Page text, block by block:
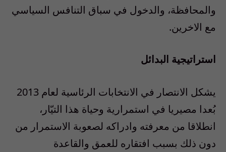
والمحافظة، والدخول في سباق التنافس السياسي
مع الاخرين.
استراتيجية البدائل
يشكل الانتصار في الانتخابات الرئاسية لعام 2013
بُعدا مصيريا في استمرارية وحياة هذا التيّار،
انطلاقا من معرفته وادراكه لصعوبة الاستمرار من
دون ذلك بسبب افتقاره للعمق والقاعدة